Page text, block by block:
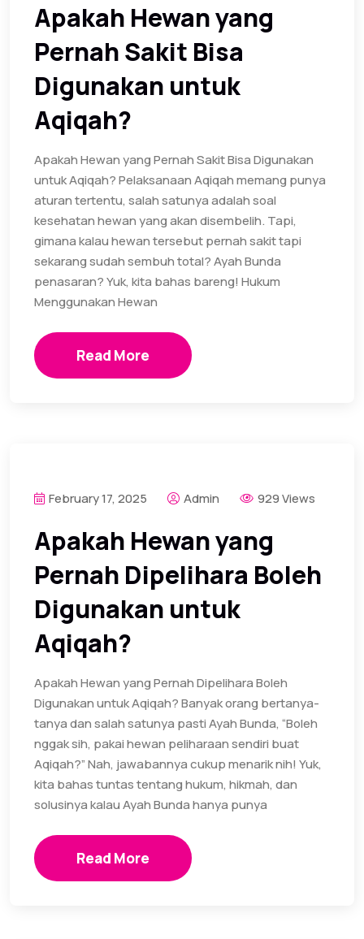
Apakah Hewan yang
Pernah Sakit Bisa
Digunakan untuk
Aqiqah?
Apakah Hewan yang Pernah Sakit Bisa Digunakan
untuk Aqiqah? Pelaksanaan Aqiqah memang punya
aturan tertentu, salah satunya adalah soal
kesehatan hewan yang akan disembelih. Tapi,
gimana kalau hewan tersebut pernah sakit tapi
sekarang sudah sembuh total? Ayah Bunda
penasaran? Yuk, kita bahas bareng! Hukum
Menggunakan Hewan
Read More
February 17, 2025 Admin 929 Views
Apakah Hewan yang
Pernah Dipelihara Boleh
Digunakan untuk
Aqiqah?
Apakah Hewan yang Pernah Dipelihara Boleh
Digunakan untuk Aqiqah? Banyak orang bertanya-
tanya dan salah satunya pasti Ayah Bunda, “Boleh
nggak sih, pakai hewan peliharaan sendiri buat
Aqiqah?” Nah, jawabannya cukup menarik nih! Yuk,
kita bahas tuntas tentang hukum, hikmah, dan
solusinya kalau Ayah Bunda hanya punya
Read More